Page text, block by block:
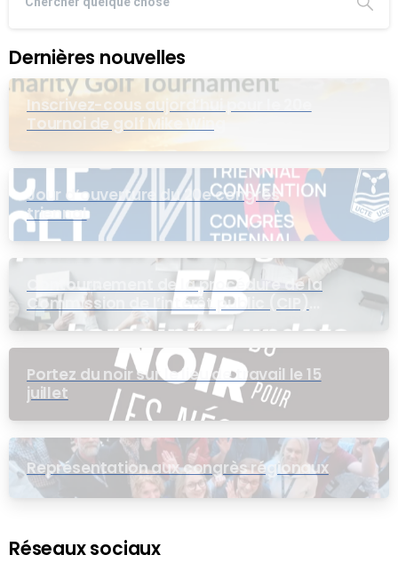
Dernières nouvelles
Inscrivez-cous aujord’hui pour le 20e
Tournoi de golf Mike Wing
Jour d’ouverture du 20e congrès
triennal
Contournement de la procédure de la
Commission de l’intérêt public (CIP)
pour le groupe EB
Portez du noir sur le lieu de travail le 15
juillet
Représentation aux congrès régionaux
Réseaux sociaux